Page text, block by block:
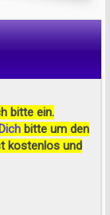
bitte ein.
bitte um den
kostenlos und